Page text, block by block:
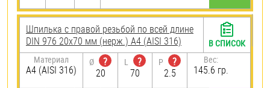
Шпилька с правой резьбой по всей длине
DIN 976 20х70 мм (нерж.) A4 (AISI 316)
Материал
A4 (AISI 316)
Ø
?
20
L
?
70
P
?
2.5
Вес:
145.6 гр.
В СПИСОК